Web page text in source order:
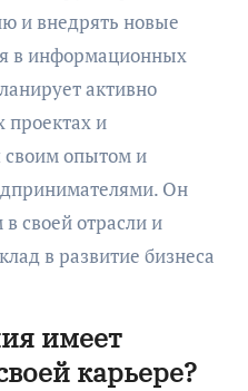
и внедрять новые
в информационных
активно
проектах и
своим опытом и
Он
своей отрасли и
в развитие бизнеса
имеет
карьере?